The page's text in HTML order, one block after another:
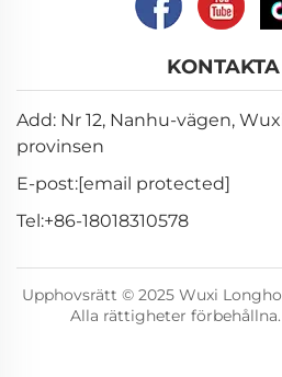
KONTAKTA
Add: Nr 12, Nanhu-vägen,
provinsen
E-post:[email protected]
Tel:+86-18018310578
Upphovsrätt © 2025 Wuxi
Alla rättigheter